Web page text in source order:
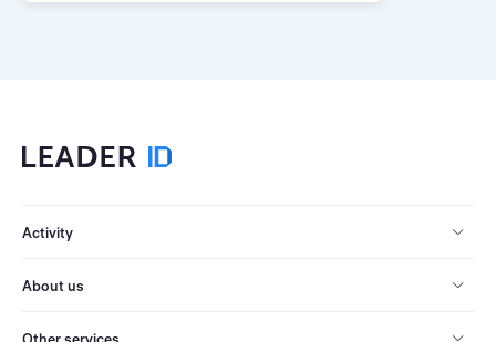
Activity
About us
Other services